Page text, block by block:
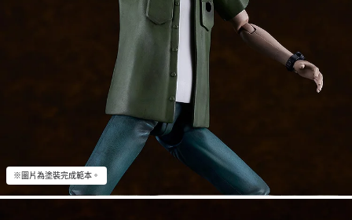
※圖片為塗裝完成範本。